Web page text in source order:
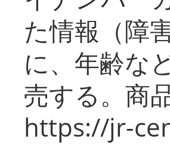
た情報（障
に、年齢な
売する。商
https://jr-